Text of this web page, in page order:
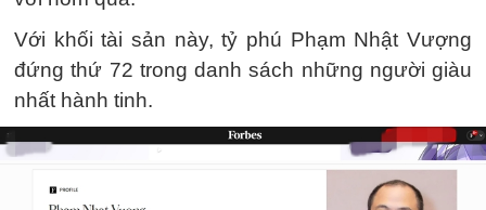
Với khối tài sản này, tỷ phú Phạm Nhật Vượng
đứng thứ 72 trong danh sách những người giàu
nhất hành tinh.